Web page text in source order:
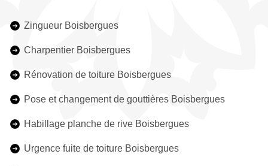
Zingueur Boisbergues
Charpentier Boisbergues
Rénovation de toiture Boisbergues
Pose et changement de gouttières Boisbergues
Habillage planche de rive Boisbergues
Urgence fuite de toiture Boisbergues